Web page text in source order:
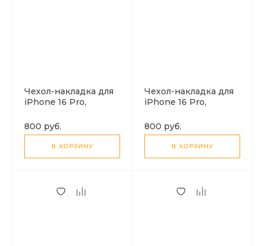
Чехол-накладка для
iPhone 16 Pro,
магнитный (MagSafe),
без лого, X-CASE,
синий
800 руб.
В КОРЗИНУ
Чехол-накладка для
iPhone 16 Pro,
магнитный (MagSafe),
без лого, X-CASE,
зеленый
800 руб.
В КОРЗИНУ